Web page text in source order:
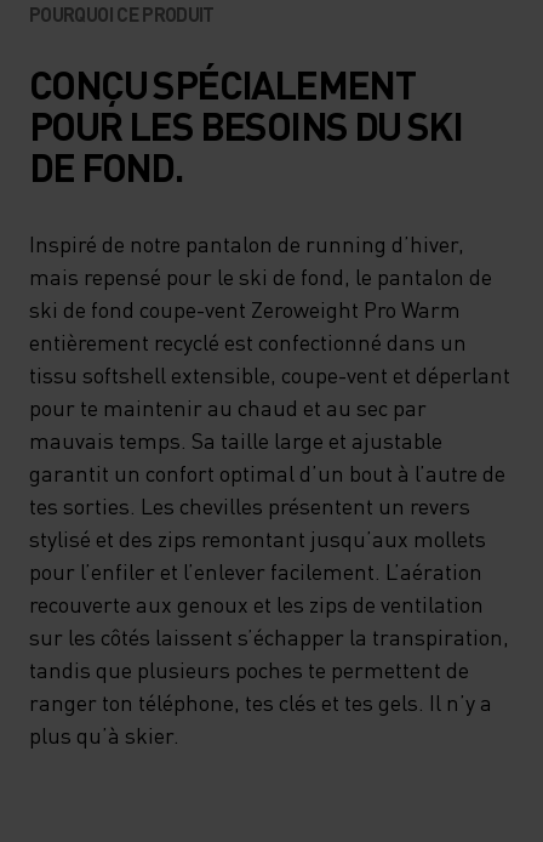
POURQUOI CE PRODUIT
CONÇU SPÉCIALEMENT
POUR LES BESOINS DU SKI
DE FOND.
Inspiré de notre pantalon de running d’hiver,
mais repensé pour le ski de fond, le pantalon de
ski de fond coupe-vent Zeroweight Pro Warm
entièrement recyclé est confectionné dans un
tissu softshell extensible, coupe-vent et déperlant
pour te maintenir au chaud et au sec par
mauvais temps. Sa taille large et ajustable
garantit un confort optimal d’un bout à l’autre de
tes sorties. Les chevilles présentent un revers
stylisé et des zips remontant jusqu’aux mollets
pour l’enfiler et l’enlever facilement. L’aération
recouverte aux genoux et les zips de ventilation
sur les côtés laissent s’échapper la transpiration,
tandis que plusieurs poches te permettent de
ranger ton téléphone, tes clés et tes gels. Il n’y a
plus qu’à skier.